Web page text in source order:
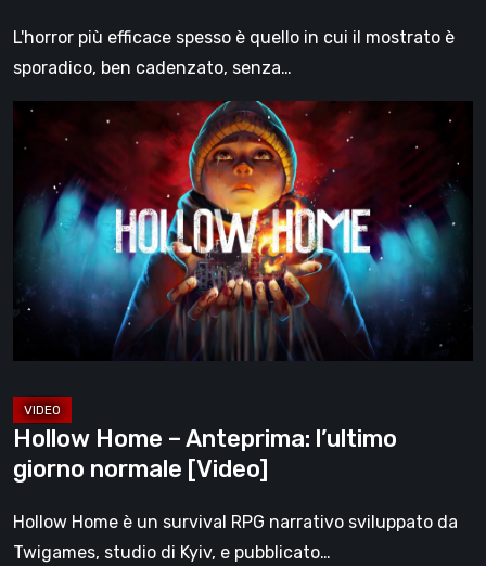
L'horror più efficace spesso è quello in cui il mostrato è
sporadico, ben cadenzato, senza…
Hollow
Home
Anteprima:
l’ultimo
giorno
normale
Hollow Home – Anteprima: l’ultimo
giorno normale [Video]
Hollow Home è un survival RPG narrativo sviluppato da
Twigames, studio di Kyiv, e pubblicato…